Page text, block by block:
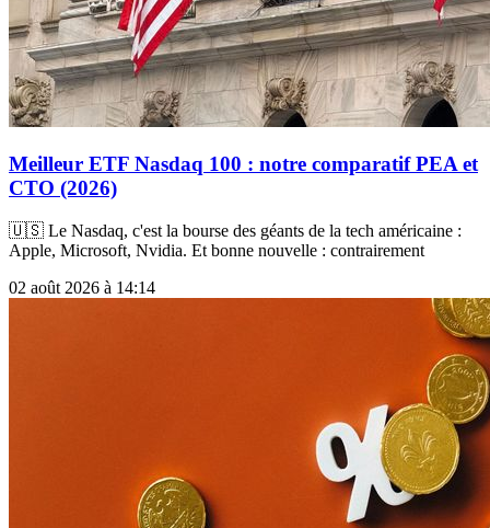
Meilleur ETF Nasdaq 100 : notre comparatif PEA et
CTO (2026)
🇺🇸 Le Nasdaq, c'est la bourse des géants de la tech américaine :
Apple, Microsoft, Nvidia. Et bonne nouvelle : contrairement
02 août 2026 à 14:14